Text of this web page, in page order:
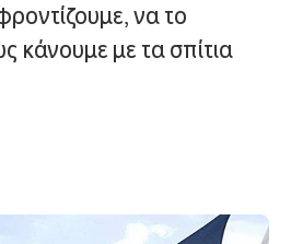
να το
κάνουμε με τα σπίτια